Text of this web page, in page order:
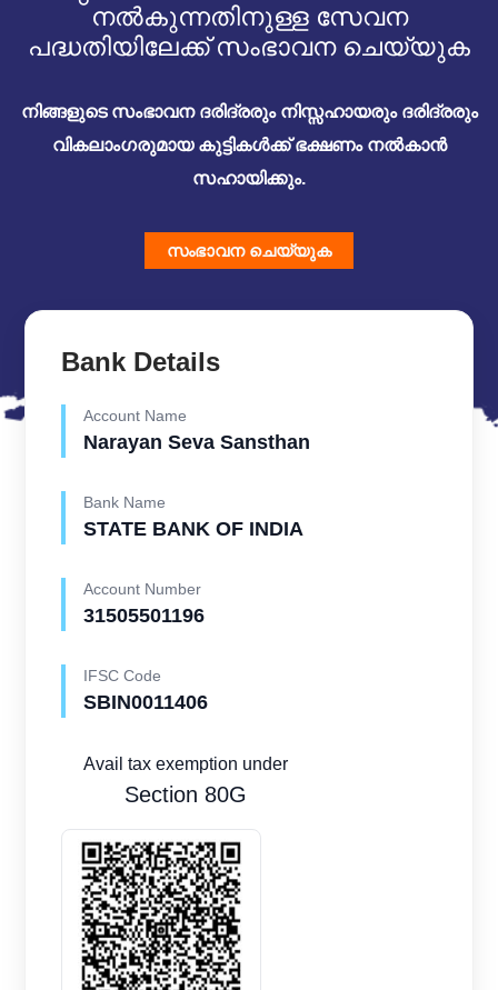
നൽകുന്നതിനുള്ള സേവന
പദ്ധതിയിലേക്ക് സംഭാവന ചെയ്യുക
നിങ്ങളുടെ സംഭാവന ദരിദ്രരും നിസ്സഹായരും ദരിദ്രരും
വികലാംഗരുമായ കുട്ടികൾക്ക് ഭക്ഷണം നൽകാൻ
സഹായിക്കും.
സംഭാവന ചെയ്യുക
Bank Details
Account Name
Narayan Seva Sansthan
Bank Name
STATE BANK OF INDIA
Account Number
31505501196
IFSC Code
SBIN0011406
Avail tax exemption under
Section 80G